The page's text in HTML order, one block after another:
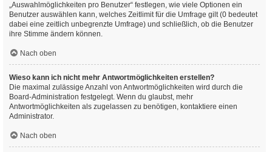
„Auswahlmöglichkeiten pro Benutzer“ festlegen, wie viele Optionen ein
Benutzer auswählen kann, welches Zeitlimit für die Umfrage gilt (0 bedeutet
dabei eine zeitlich unbegrenzte Umfrage) und schließlich, ob die Benutzer
ihre Stimme ändern können.
Nach oben
Wieso kann ich nicht mehr Antwortmöglichkeiten erstellen?
Die maximal zulässige Anzahl von Antwortmöglichkeiten wird durch die
Board-Administration festgelegt. Wenn du glaubst, mehr
Antwortmöglichkeiten als zugelassen zu benötigen, kontaktiere einen
Administrator.
Nach oben